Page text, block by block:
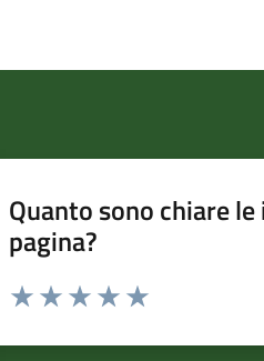
Quanto sono chiare
pagina?
Valuta da 1 a 5 stelle la pagina